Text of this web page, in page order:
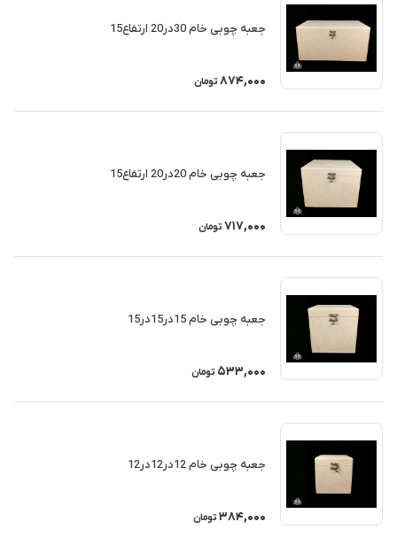
جعبه چوبی خام 30در20 ارتفاع15
874,000 تومان
جعبه چوبی خام 20در20 ارتفاع15
717,000 تومان
جعبه چوبی خام 15در15در15
533,000 تومان
جعبه چوبی خام 12در12در12
384,000 تومان